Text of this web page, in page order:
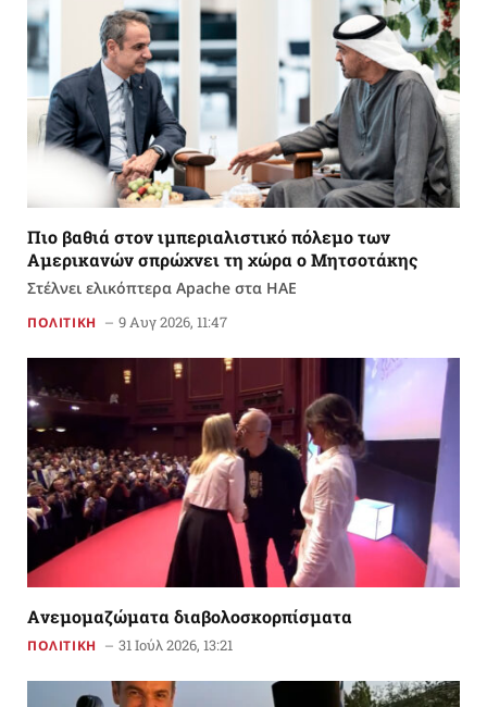
Πιο βαθιά στον ιμπεριαλιστικό πόλεμο των
Αμερικανών σπρώχνει τη χώρα ο Μητσοτάκης
Στέλνει ελικόπτερα Apache στα ΗΑΕ
ΠΟΛΙΤΙΚΗ 9 Αυγ 2026, 11:47
Aνεμομαζώματα διαβολοσκορπίσματα
ΠΟΛΙΤΙΚΗ 31 Ιούλ 2026, 13:21